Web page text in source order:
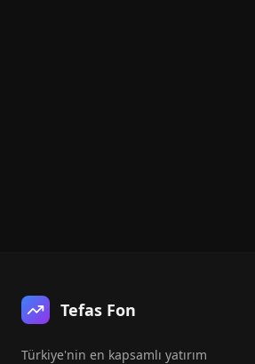
Tefas Fon
Türkiye'nin en kapsamlı yatırım